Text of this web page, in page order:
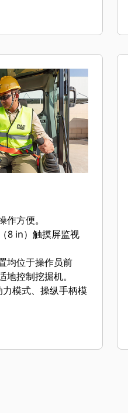
，通过全套“操作
方便。
8 in）触摸屏监视
均位于操作员前
控制挖掘机。
模式、操纵手柄模
实现直观的导